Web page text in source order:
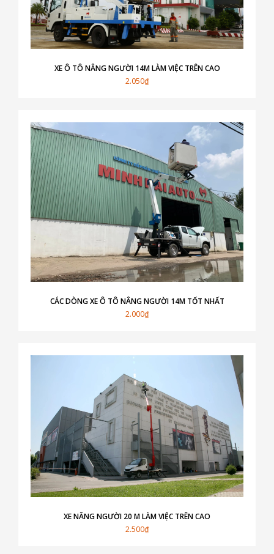
XE Ô TÔ NÂNG NGƯỜI 14M LÀM VIỆC TRÊN CAO
2.050₫
CÁC DÒNG XE Ô TÔ NÂNG NGƯỜI 14M TỐT NHẤT
2.000₫
XE NÂNG NGƯỜI 20 M LÀM VIỆC TRÊN CAO
2.500₫